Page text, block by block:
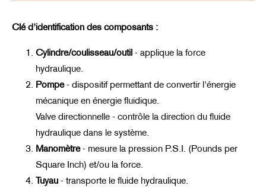
Clé d'identification des composants :
Cylindre/coulisseau/outil - applique la force
hydraulique.
Pompe- dispositif permettant de convertir l'énergie
mécanique en énergie fluidique.
Valve directionnelle - contrôle la direction du fluide
hydraulique dans le système.
Manomètre- mesure la pression P.S.I. (Pounds per
Square Inch) et/ou la force.
Tuyau - transporte le fluide hydraulique.